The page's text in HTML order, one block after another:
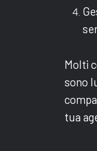
Molti
sono
tua